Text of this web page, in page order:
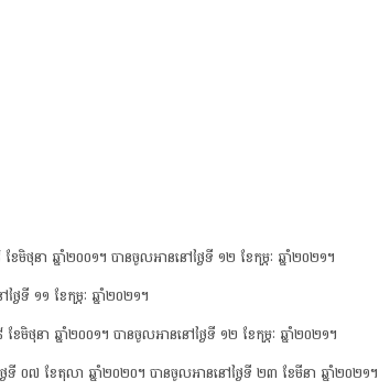
ខែមិថុនា ឆ្នាំ២០០១។ បានចូលអាននៅថ្ងៃទី ១២ ខែកុម្ភៈ ឆ្នាំ២០២១។
ងៃទី ១១ ខែកុម្ភៈ ឆ្នាំ២០២១។
ខែមិថុនា ឆ្នាំ២០០១។ បានចូលអាននៅថ្ងៃទី ១២ ខែកុម្ភៈ ឆ្នាំ២០២១។
ៃទី ០៧ ខែតុលា ឆ្នាំ២០២០។ បានចូលអាននៅថ្ងៃទី ២៣ ខែមីនា ឆ្នាំ២០២១។